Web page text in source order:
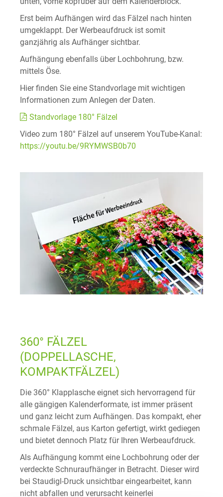
Erst beim Aufhängen wird das Fälzel nach hinten
umgeklappt. Der Werbeaufdruck ist somit
ganzjährig als Aufhänger sichtbar.
Aufhängung ebenfalls über Lochbohrung, bzw.
mittels Öse.
Hier finden Sie eine Standvorlage mit wichtigen
Informationen zum Anlegen der Daten.
Standvorlage 180° Fälzel
Video zum 180° Fälzel auf unserem YouTube-Kanal:
https://youtu.be/9RYMWSB0b70
360° FÄLZEL
(DOPPELLASCHE,
KOMPAKTFÄLZEL)
Die 360° Klapplasche eignet sich hervorragend für
alle gängigen Kalenderformate, ist immer präsent
und ganz leicht zum Aufhängen. Das kompakt, eher
schmale Fälzel, aus Karton gefertigt, wirkt gediegen
und bietet dennoch Platz für Ihren Werbeaufdruck.
Als Aufhängung kommt eine Lochbohrung oder der
verdeckte Schnuraufhänger in Betracht. Dieser wird
bei Staudigl-Druck unsichtbar eingearbeitet, kann
nicht abfallen und verursacht keinerlei